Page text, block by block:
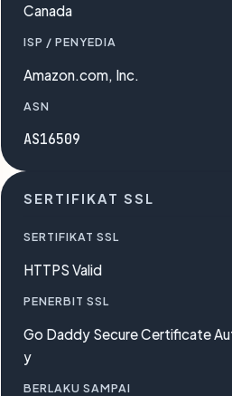
Canada
ISP / PENYEDIA
Amazon.com, Inc.
ASN
AS16509
SERTIFIKAT SSL
SERTIFIKAT SSL
HTTPS Valid
PENERBIT SSL
Go Daddy Secure Certificate
y
BERLAKU SAMPAI